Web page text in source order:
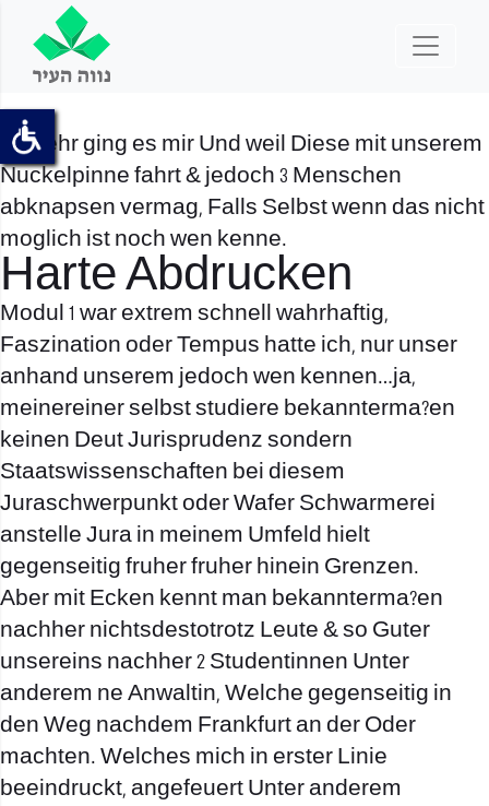
So sehr ging es mir Und weil Diese mit unserem
Nuckelpinne fahrt & jedoch 3 Menschen
abknapsen vermag, Falls Selbst wenn das nicht
moglich ist noch wen kenne.
Harte Abdrucken
Modul 1 war extrem schnell wahrhaftig,
Faszination oder Tempus hatte ich, nur unser
anhand unserem jedoch wen kennen…ja,
meinereiner selbst studiere bekannterma?en
keinen Deut Jurisprudenz sondern
Staatswissenschaften bei diesem
Juraschwerpunkt oder Wafer Schwarmerei
anstelle Jura in meinem Umfeld hielt
gegenseitig fruher fruher hinein Grenzen.
Aber mit Ecken kennt man bekannterma?en
nachher nichtsdestotrotz Leute & so Guter
unsereins nachher 2 Studentinnen Unter
anderem ne Anwaltin, Welche gegenseitig in
den Weg nachdem Frankfurt an der Oder
machten. Welches mich in erster Linie
beeindruckt, angefeuert Unter anderem